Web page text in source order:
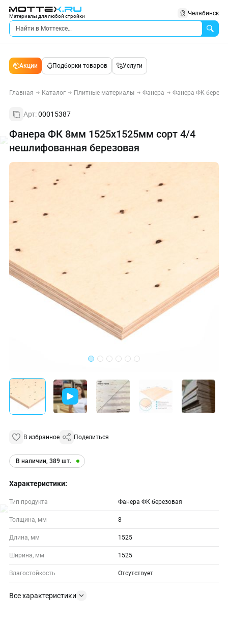
Материалы для любой стройки Челябинск
Акции Подборки товаров Услуги
Главная Каталог Плитные материалы Фанера Фанера ФК
Арт:00015387
Фанера ФК 8мм 1525х1525мм сорт 4/4
нешлифованная березовая
В избранное Поделиться
В наличии, 389 шт.
Характеристики:
Тип продукта Фанера ФК березовая
Толщина, мм 8
Длина, мм 1525
Ширина, мм 1525
Влагостойкость Отсутствует
Все характеристики